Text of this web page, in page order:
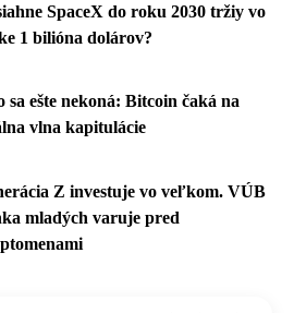
SpaceX do roku 2030 tržiy vo
1 bilióna dolárov?
sa ešte nekoná: Bitcoin čaká na
vlna kapitulácie
Z investuje vo veľkom. VÚB
mladých varuje pred